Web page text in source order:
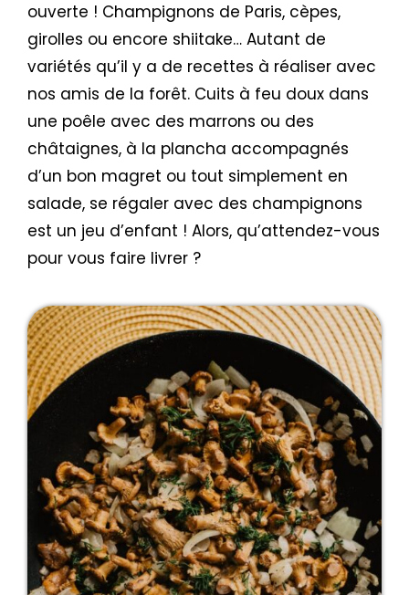
ouverte ! Champignons de Paris, cèpes,
girolles ou encore shiitake… Autant de
variétés qu’il y a de recettes à réaliser avec
nos amis de la forêt. Cuits à feu doux dans
une poêle avec des marrons ou des
châtaignes, à la plancha accompagnés
d’un bon magret ou tout simplement en
salade, se régaler avec des champignons
est un jeu d’enfant ! Alors, qu’attendez-vous
pour vous faire livrer ?